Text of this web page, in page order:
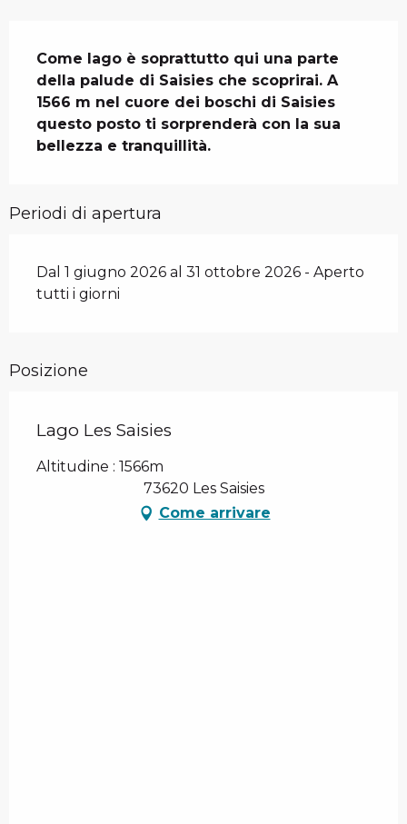
Come lago è soprattutto qui una parte
della palude di Saisies che scoprirai. A
1566 m nel cuore dei boschi di Saisies
questo posto ti sorprenderà con la sua
bellezza e tranquillità.
Periodi di apertura
Dal 1 giugno 2026 al 31 ottobre 2026 - Aperto
tutti i giorni
Posizione
Lago Les Saisies
Altitudine : 1566m
73620 Les Saisies
Come arrivare